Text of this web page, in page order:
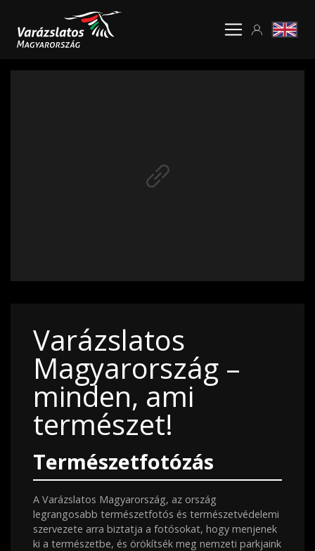
Varázslatos
Magyarország –
minden, ami
természet!
Természetfotózás
A Varázslatos Magyarország, az ország
legrangosabb természetfotós és természetvédelemi
szervezete arra biztatja a fotósokat, hogy menjenek
ki a természetbe, és örökítsék meg nemzeti parkjaink